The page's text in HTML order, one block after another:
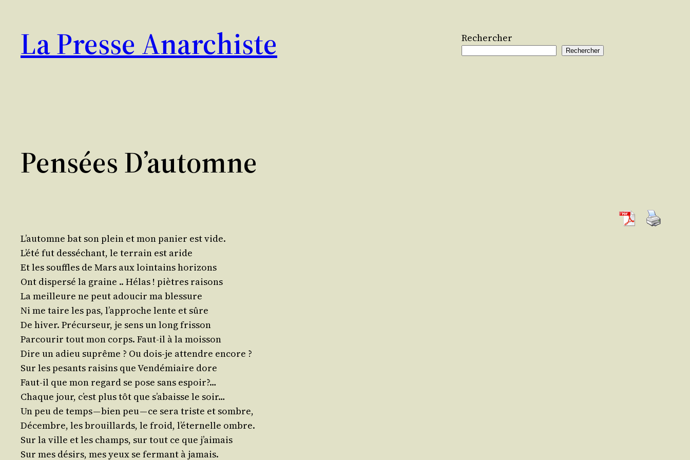
contenu
La Presse Anarchiste Rechercher
Rechercher
Pensées D’automne
L’au­tomne bat son plein et mon panier est vide.
L’é­té fut des­sé­chant, le ter­rain est aride
Et les souffles de Mars aux loin­tains horizons
Ont dis­per­sé la graine .. Hélas ! piètres raisons
La meilleure ne peut adou­cir ma blessure
Ni me taire les pas, l’ap­proche lente et sûre
De hiver. Pré­cur­seur, je sens un long frisson
Par­cou­rir tout mon corps. Faut-il à la moisson
Dire un adieu suprême ? Ou dois-je attendre encore ?
Sur les pesants rai­sins que Ven­dé­miaire dore
Faut-il que mon regard se pose sans espoir?…
Chaque jour, c’est plus tôt que s’a­baisse le soir…
Un peu de temps — bien peu — ce sera triste et sombre,
Décembre, les brouillards, le froid, l’é­ter­nelle ombre.
Sur la ville et les champs, sur tout ce que j’aimais
Sur mes dési­rs, mes yeux se fer­mant à jamais.